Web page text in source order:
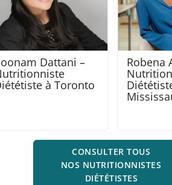
Amalraj –
à North
CONSULTER TOUS
NOS NUTRITIONNISTES
DIÉTÉTISTES